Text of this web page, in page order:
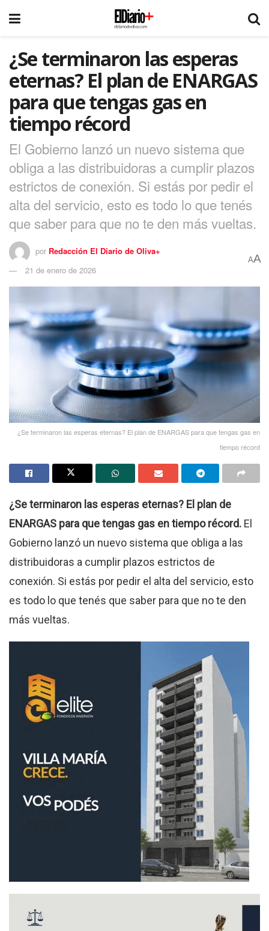
¿Se terminaron las esperas
eternas? El plan de ENARGAS
para que tengas gas en
tiempo récord
El Gobierno lanzó un nuevo sistema que
obliga a las distribuidoras a cumplir plazos
estrictos de conexión. Si estás por pedir el
alta del servicio, esto es todo lo que tenés
que saber para que no te den más vueltas.
por Redacción El Diario de Oliva+
21 de enero de 2026
AA
¿Se terminaron las esperas eternas? El plan de ENARGAS para que tengas gas en
tiempo récord
¿Se terminaron las esperas eternas? El plan de
ENARGAS para que tengas gas en tiempo récord. El
Gobierno lanzó un nuevo sistema que obliga a las
distribuidoras a cumplir plazos estrictos de
conexión. Si estás por pedir el alta del servicio, esto
es todo lo que tenés que saber para que no te den
más vueltas.